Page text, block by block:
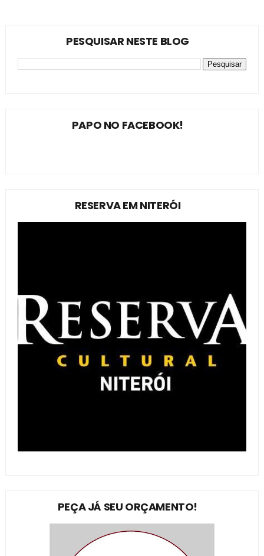
PESQUISAR NESTE BLOG
PAPO NO FACEBOOK!
RESERVA EM NITERÓI
PEÇA JÁ SEU ORÇAMENTO!